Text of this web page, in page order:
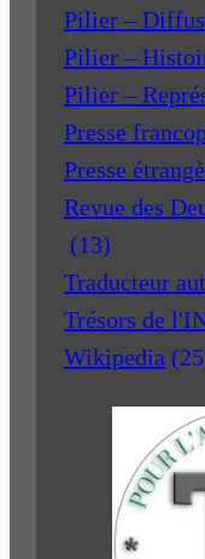
Pilier –
Pilier –
Pilier –
Presse
Presse
Revue des
(13)
Traducteur
Trésors de
Wikipedia